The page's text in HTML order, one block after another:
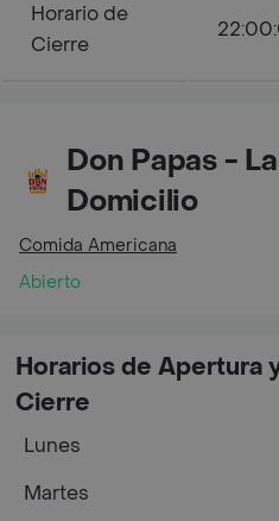
Horario de
Cierre
Don Papas -
Domicilio
Comida Americana
Abierto
Horarios de Apertura
Cierre
Lunes
Martes